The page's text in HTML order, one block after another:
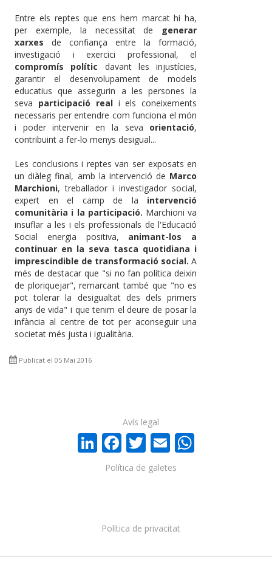
Entre els reptes que ens hem marcat hi ha,
per exemple, la necessitat de generar
xarxes de confiança entre la formació,
investigació i exercici professional, el
compromís polític davant les injustícies,
garantir el desenvolupament de models
educatius que assegurin a les persones la
seva participació reali els coneixements
necessaris per entendre com funciona el món
i poder intervenir en la seva orientació,
contribuint a fer-lo menys desigual...
Les conclusions i reptes van ser exposats en
un diàleg final, amb la intervenció de Marco
Marchioni, treballador i investigador social,
expert en el camp de la intervenció
comunitària i la participació. Marchioni va
insuflar a les i els professionals de l'Educació
Social energia positiva, animant-los a
continuar en la seva tasca quotidiana i
imprescindible de transformació social. A
més de destacar que "si no fan política deixin
de ploriquejar", remarcant també que "no es
pot tolerar la desigualtat des dels primers
anys de vida" i que tenim el deure de posar la
infància al centre de tot per aconseguir una
societat més justa i igualitària.
Publicat el 05 Mai 2016
LinkedIn
Facebook
Twitter
Email
Política de privacitat
Política de galetes
Avís legal